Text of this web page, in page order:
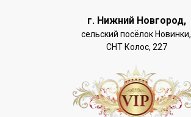
г. Нижний Новгород,
сельский посёлок Новинки,
СНТ Колос, 227